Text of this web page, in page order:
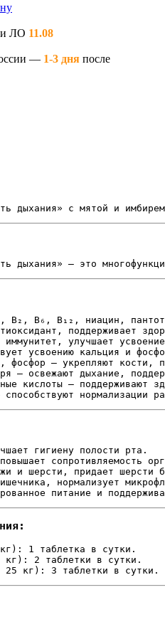
и ЛО 11.08
— 1-3 дня после
дыхания» с мятой и
дыхания» — это
B₂, B₆, B₁₂, ниацин,
поддерживает
иммунитет, улучшает
усвоению кальция и
фосфор — укрепляют кости,
— освежают дыхание,
кислоты — поддерживают
нормализации
гигиену полости рта.
сопротивляемость
и шерсти, придает шерсти
нормализует
питание и
1 таблетка в сутки.
кг): 2 таблетки в сутки.
25 кг): 3 таблетки в сутки.